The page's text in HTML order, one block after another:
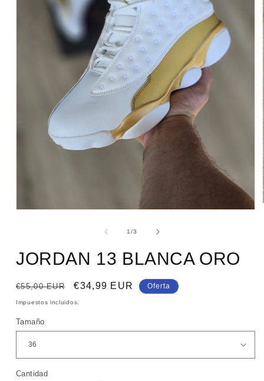
una
ventana
1/de
3
JORDAN 13 BLANCA ORO
Precio
habitual
€55,00 EUR
Precio
de
€34,99 EUR Oferta
Impuestos incluidos.
Tamaño
Cantidad
Cantidad